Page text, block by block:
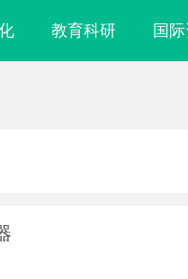
教育科研 国